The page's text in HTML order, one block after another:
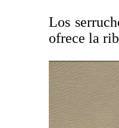
Los
ofrece la